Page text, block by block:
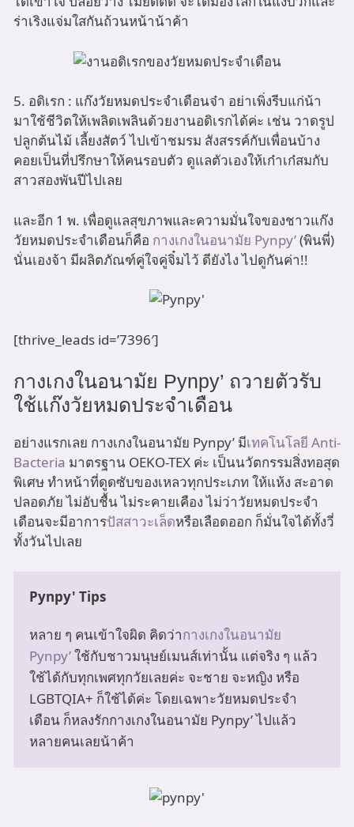
ร่าเริงแจ่มใสกันถ้วนหน้าน้าค้า
5. อดิเรก : แก๊งวัยหมดประจำเดือนจ๋า อย่าเพิ่งรีบแก่น้า
มาใช้ชีวิตให้เพลิดเพลินด้วยงานอดิเรกได้ค่ะ เช่น วาดรูป
ปลูกต้นไม้ เลี้ยงสัตว์ ไปเข้าชมรม สังสรรค์กับเพื่อนบ้าง
คอยเป็นที่ปรึกษาให้คนรอบตัว ดูแลตัวเองให้เก๋าเก๋สมกับ
สาวสองพันปีไปเลย
และอีก 1 พ. เพื่อดูแลสุขภาพและความมั่นใจของชาวแก๊ง
วัยหมดประจำเดือนก็คือ กางเกงในอนามัย Pynpy’(พินพี่)
นั่นเองจ้า มีผลิตภัณฑ์คู่ใจคู่จิ๋มไว้ ดียังไง ไปดูกันค่า!!
[thrive_leads id=’7396′]
กางเกงในอนามัย Pynpy’ ถวายตัวรับ
ใช้แก๊งวัยหมดประจำเดือน
อย่างแรกเลย กางเกงในอนามัย Pynpy’ มีเทคโนโลยี Anti-
Bacteria มาตรฐาน OEKO-TEX ค่ะ เป็นนวัตกรรมสิ่งทอสุด
พิเศษ ทำหน้าที่ดูดซับของเหลวทุกประเภท ให้แห้ง สะอาด
ปลอดภัย ไม่อับชื้น ไม่ระคายเคือง ไม่ว่าวัยหมดประจำ
เดือนจะมีอาการปัสสาวะเล็ดหรือเลือดออก ก็มั่นใจได้ทั้งวี่
ทั้งวันไปเลย
Pynpy' Tips
หลาย ๆ คนเข้าใจผิด คิดว่ากางเกงในอนามัย
Pynpy’ ใช้กับชาวมนุษย์เมนส์เท่านั้น แต่จริง ๆ แล้ว
ใช้ได้กับทุกเพศทุกวัยเลยค่ะ จะชาย จะหญิง หรือ
LGBTQIA+ ก็ใช้ได้ค่ะ โดยเฉพาะวัยหมดประจำ
เดือน ก็หลงรักกางเกงในอนามัย Pynpy’ ไปแล้ว
หลายคนเลยน้าค้า